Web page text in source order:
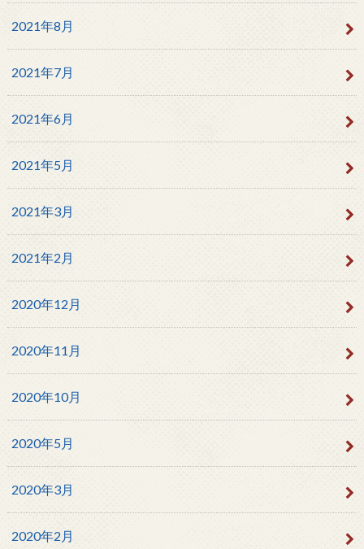
2021年8月
2021年7月
2021年6月
2021年5月
2021年3月
2021年2月
2020年12月
2020年11月
2020年10月
2020年5月
2020年3月
2020年2月